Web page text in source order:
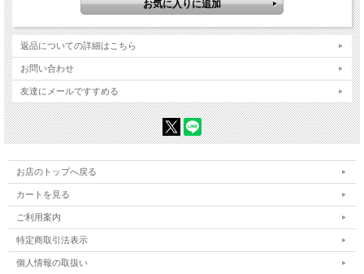
返品についての詳細はこちら
お問い合わせ
友達にメールですすめる
お店のトップへ戻る
カートを見る
ご利用案内
特定商取引法表示
個人情報の取扱い